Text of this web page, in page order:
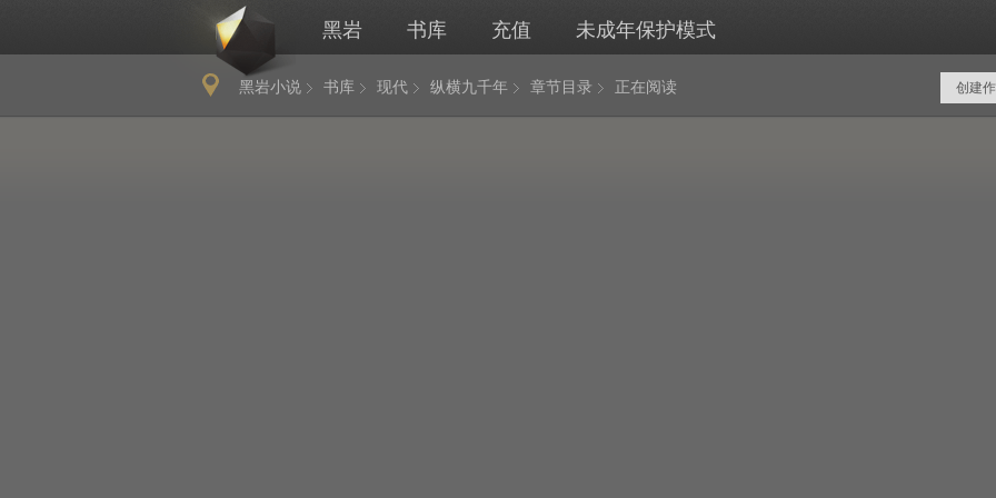
黑岩 书库 充值 未成年保护模式
黑岩小说 书库 现代 纵横九千年 章节目录 正在阅读 创建